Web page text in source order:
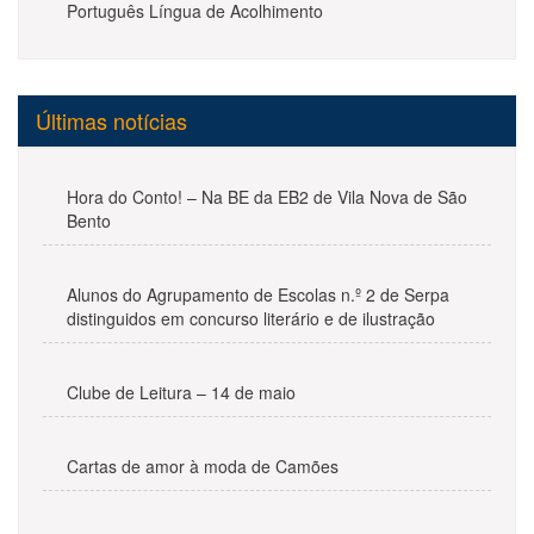
Português Língua de Acolhimento
Últimas notícias
Hora do Conto! – Na BE da EB2 de Vila Nova de São
Bento
Alunos do Agrupamento de Escolas n.º 2 de Serpa
distinguidos em concurso literário e de ilustração
Clube de Leitura – 14 de maio
Cartas de amor à moda de Camões